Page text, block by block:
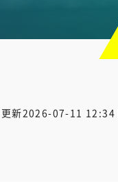
新2026-07-11 12:34